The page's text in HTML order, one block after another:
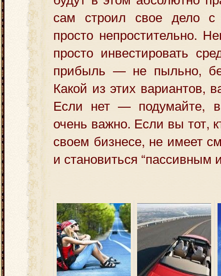
сам строил свое дело с
просто непростительно.
просто инвестировать
прибыль — не пыльно,
Какой из этих вариантов,
Если нет — подумайте,
очень важно. Если вы тот,
своем бизнесе, не имеет
и становиться “пассивным